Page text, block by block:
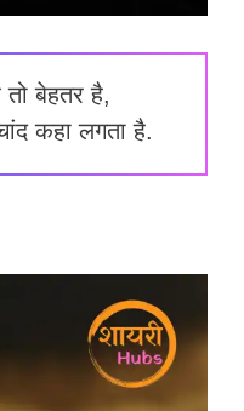
बेहतर है,
कहा लगता है.